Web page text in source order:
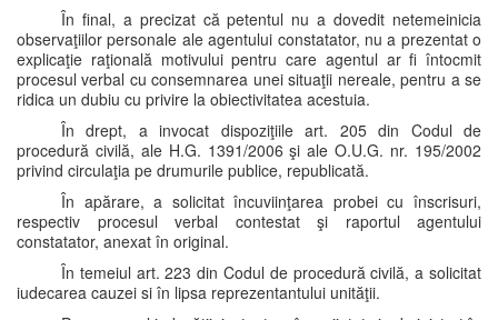
În final, a precizat că petentul nu a dovedit netemeinicia
observaţiilor personale ale agentului constatator, nu a prezentat o
explicaţie raţională motivului pentru care agentul ar fi întocmit
procesul verbal cu consemnarea unei situaţii nereale, pentru a se
ridica un dubiu cu privire la obiectivitatea acestuia.
În drept, a invocat dispoziţiile art. 205 din Codul de
procedură civilă, ale H.G. 1391/2006 şi ale O.U.G. nr. 195/2002
privind circulaţia pe drumurile publice, republicată.
În apărare, a solicitat încuviinţarea probei cu înscrisuri,
respectiv procesul verbal contestat şi raportul agentului
constatator, anexat în original.
În temeiul art. 223 din Codul de procedură civilă, a solicitat
iudecarea cauzei si în lipsa reprezentantului unităţii.